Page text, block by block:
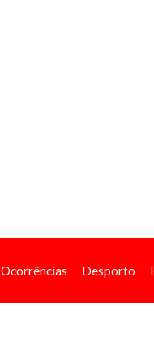
Ocorrências Desporto